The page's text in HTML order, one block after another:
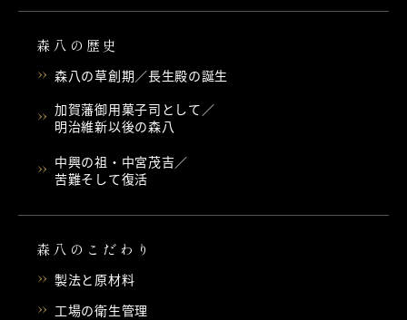
森八の歴史
森八の草創期／長生殿の誕生
加賀藩御用菓子司として／
明治維新以後の森八
中興の祖・中宮茂吉／
苦難そして復活
森八のこだわり
製法と原材料
工場の衛生管理